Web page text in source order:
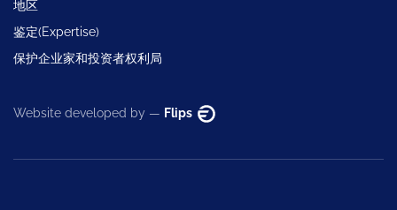
地区
鉴定(Expertise)
保护企业家和投资者权利局
Website developed by — Flips